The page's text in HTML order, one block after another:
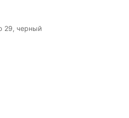
29, черный